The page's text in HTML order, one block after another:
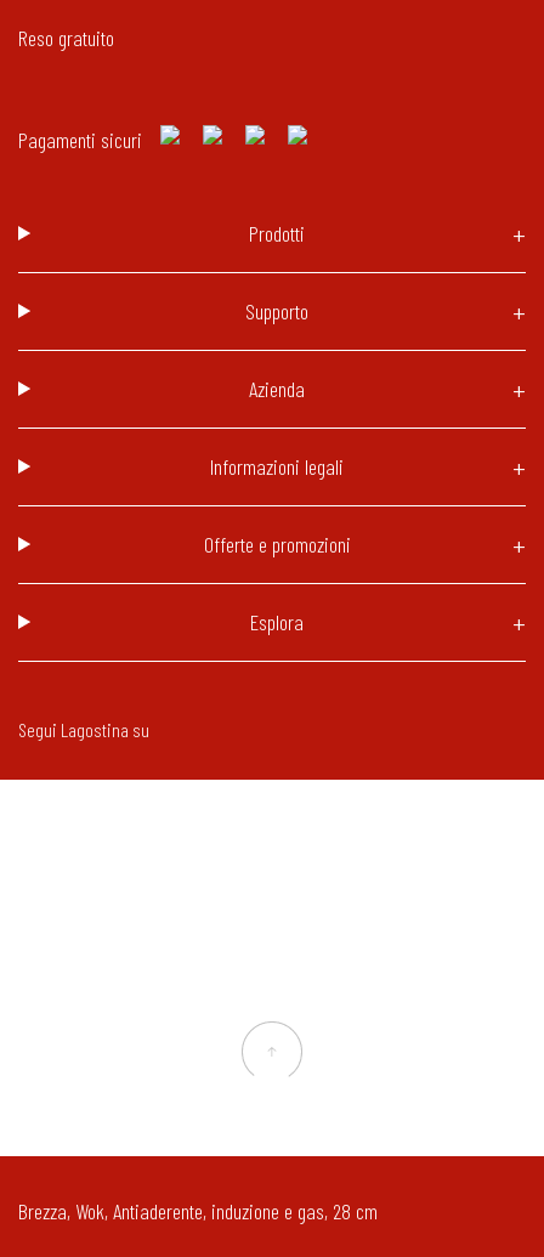
Brezza, Wok, Antiaderente, induzione e gas, 28 cm
Reso gratuito
Pagamenti sicuri
Prodotti
Supporto
Azienda
Informazioni legali
Offerte e promozioni
Esplora
Segui Lagostina su